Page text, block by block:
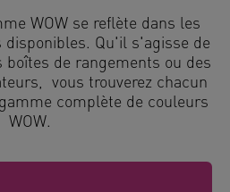
WOW se reflète dans les
Qu'il s'agisse de
de rangements ou des
vous trouverez chacun
complète de couleurs
WOW.